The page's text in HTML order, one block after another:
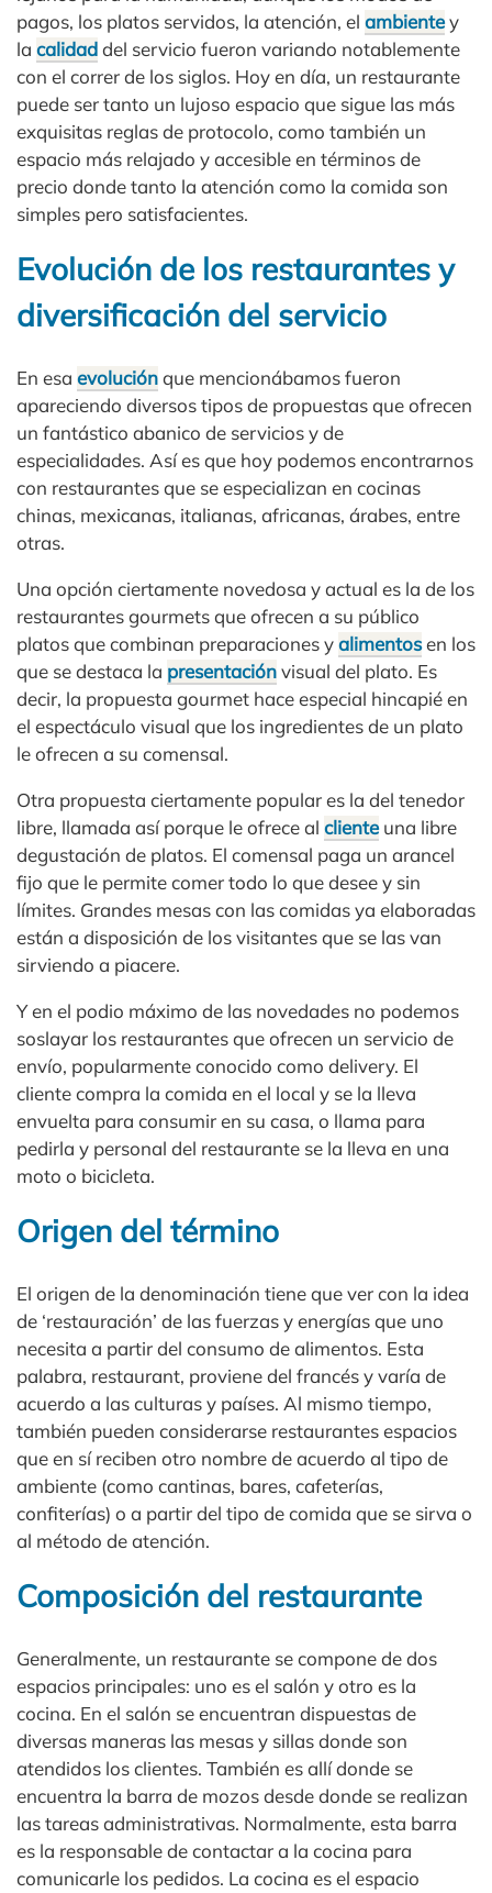
pagos, los platos servidos, la atención, el ambientey
la calidaddel servicio fueron variando notablemente
con el correr de los siglos. Hoy en día, un restaurante
puede ser tanto un lujoso espacio que sigue las más
exquisitas reglas de protocolo, como también un
espacio más relajado y accesible en términos de
precio donde tanto la atención como la comida son
simples pero satisfacientes.
Evolución de los restaurantes y
diversificación del servicio
En esa evoluciónque mencionábamos fueron
apareciendo diversos tipos de propuestas que ofrecen
un fantástico abanico de servicios y de
especialidades. Así es que hoy podemos encontrarnos
con restaurantes que se especializan en cocinas
chinas, mexicanas, italianas, africanas, árabes, entre
otras.
Una opción ciertamente novedosa y actual es la de los
restaurantes gourmets que ofrecen a su público
platos que combinan preparaciones yalimentosen los
que se destaca la presentaciónvisual del plato. Es
decir, la propuesta gourmet hace especial hincapié en
el espectáculo visual que los ingredientes de un plato
le ofrecen a su comensal.
Otra propuesta ciertamente popular es la del tenedor
libre, llamada así porque le ofrece al clienteuna libre
degustación de platos. El comensal paga un arancel
fijo que le permite comer todo lo que desee y sin
límites. Grandes mesas con las comidas ya elaboradas
están a disposición de los visitantes que se las van
sirviendo a piacere.
Y en el podio máximo de las novedades no podemos
soslayar los restaurantes que ofrecen un servicio de
envío, popularmente conocido como delivery. El
cliente compra la comida en el local y se la lleva
envuelta para consumir en su casa, o llama para
pedirla y personal del restaurante se la lleva en una
moto o bicicleta.
Origen del término
El origen de la denominación tiene que ver con la idea
de ‘restauración’ de las fuerzas y energías que uno
necesita a partir del consumo de alimentos. Esta
palabra, restaurant, proviene del francés y varía de
acuerdo a las culturas y países. Al mismo tiempo,
también pueden considerarse restaurantes espacios
que en sí reciben otro nombre de acuerdo al tipo de
ambiente (como cantinas, bares, cafeterías,
confiterías) o a partir del tipo de comida que se sirva o
al método de atención.
Composición del restaurante
Generalmente, un restaurante se compone de dos
espacios principales: uno es el salón y otro es la
cocina. En el salón se encuentran dispuestas de
diversas maneras las mesas y sillas donde son
atendidos los clientes. También es allí donde se
encuentra la barra de mozos desde donde se realizan
las tareas administrativas. Normalmente, esta barra
es la responsable de contactar a la cocina para
comunicarle los pedidos. La cocina es el espacio